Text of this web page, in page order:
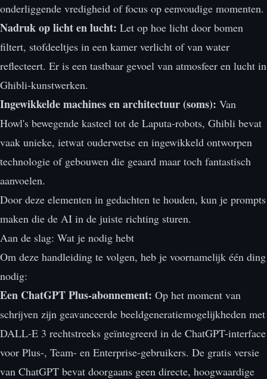
onderliggende vredigheid of focus op eenvoudige momenten.
Nadruk op licht en lucht: Let op hoe licht door bomen
filtert, stofdeeltjes in een kamer verlicht of van water
reflecteert. Er is een tastbaar gevoel van atmosfeer en lucht in
Ghibli-kunstwerken.
Ingewikkelde machines en architectuur (soms): Van
Howl's bewegende kasteel tot de Laputa-robots, Ghibli bevat
vaak unieke, ietwat ouderwetse en ingewikkeld ontworpen
technologie of gebouwen die geaard maar toch fantastisch
aanvoelen.
Door deze elementen in gedachten te houden, kun je prompts
maken die de AI in de juiste richting sturen.
Aan de slag: Wat je nodig hebt
Om deze handleiding te volgen, heb je voornamelijk één ding
nodig:
Een ChatGPT Plus-abonnement: Op het moment van
schrijven zijn geavanceerde beeldgeneratiemogelijkheden met
DALL-E 3 rechtstreeks geïntegreerd in de ChatGPT-interface
voor Plus-, Team- en Enterprise-gebruikers. De gratis versie
van ChatGPT bevat doorgaans geen directe, hoogwaardige